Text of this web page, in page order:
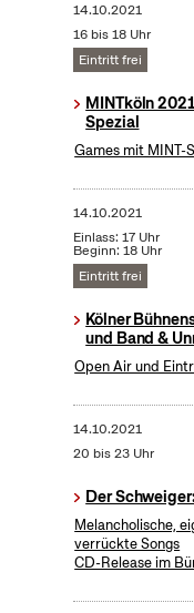
14.10.2021
16 bis 18 Uhr
Eintritt frei
MINTköln
Spezial
Games mit MINT-
14.10.2021
Einlass: 17 Uhr
Beginn: 18 Uhr
Eintritt frei
Kölner
und Band &
Open Air und
14.10.2021
20 bis 23 Uhr
Der
Melancholische,
verrückte Songs
CD-Release im